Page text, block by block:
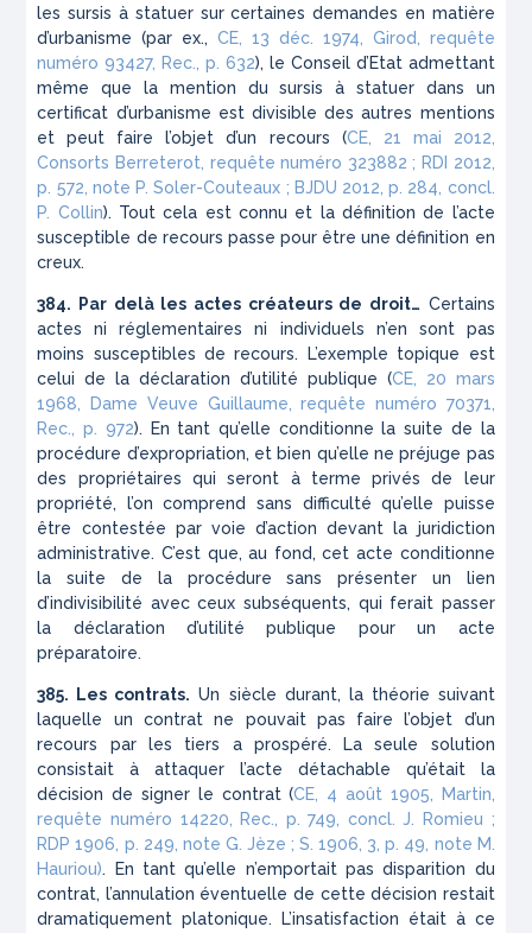
les sursis à statuer sur certaines demandes en matière
d’urbanisme (par ex.,CE, 13 déc. 1974, Girod, requête
numéro 93427, Rec., p. 632), le Conseil d’Etat admettant
même que la mention du sursis à statuer dans un
certificat d’urbanisme est divisible des autres mentions
et peut faire l’objet d’un recours (CE, 21 mai 2012,
Consorts Berreterot, requête numéro 323882 ; RDI 2012,
p. 572, note P. Soler-Couteaux ; BJDU 2012, p. 284, concl.
P. Collin). Tout cela est connu et la définition de l’acte
susceptible de recours passe pour être une définition en
creux.
384. Par delà les actes créateurs de droit… Certains
actes ni réglementaires ni individuels n’en sont pas
moins susceptibles de recours. L’exemple topique est
celui de la déclaration d’utilité publique (CE, 20 mars
1968, Dame Veuve Guillaume, requête numéro 70371,
Rec., p. 972). En tant qu’elle conditionne la suite de la
procédure d’expropriation, et bien qu’elle ne préjuge pas
des propriétaires qui seront à terme privés de leur
propriété, l’on comprend sans difficulté qu’elle puisse
être contestée par voie d’action devant la juridiction
administrative. C’est que, au fond, cet acte conditionne
la suite de la procédure sans présenter un lien
d’indivisibilité avec ceux subséquents, qui ferait passer
la déclaration d’utilité publique pour un acte
préparatoire.
385. Les contrats. Un siècle durant, la théorie suivant
laquelle un contrat ne pouvait pas faire l’objet d’un
recours par les tiers a prospéré. La seule solution
consistait à attaquer l’acte détachable qu’était la
décision de signer le contrat (CE, 4 août 1905, Martin,
requête numéro 14220, Rec., p. 749, concl. J. Romieu ;
RDP 1906, p. 249, note G. Jèze ; S. 1906, 3, p. 49, note M.
Hauriou). En tant qu’elle n’emportait pas disparition du
contrat, l’annulation éventuelle de cette décision restait
dramatiquement platonique. L’insatisfaction était à ce